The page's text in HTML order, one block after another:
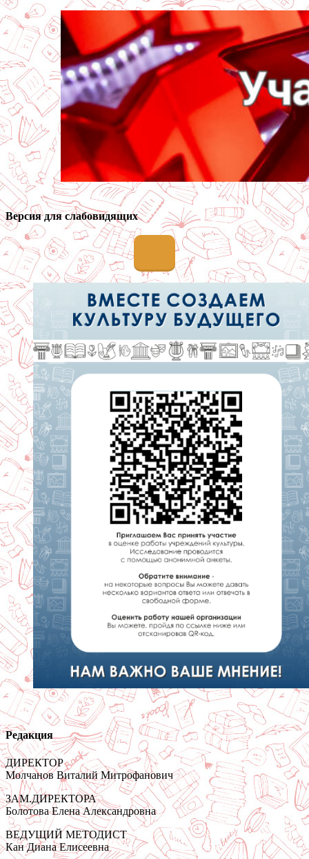
Версия для слабовидящих
Редакция
ДИРЕКТОР
Молчанов Виталий Митрофанович
ЗАМ.ДИРЕКТОРА
Болотова Елена Александровна
ВЕДУЩИЙ МЕТОДИСТ
Кан Диана Елисеевна